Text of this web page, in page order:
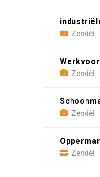
Zendèl
Zendèl
Zendèl
Zendèl